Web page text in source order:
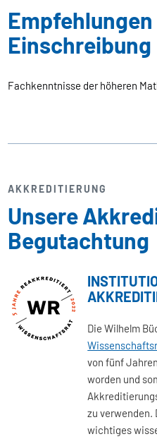
Empfehlungen
Einschreibung
Fachkenntnisse der höheren
AKKREDITIERUNG
Unsere
Begutachtung
Die Wilhelm
von fünf
worden und
zu verwenden.
wichtiges